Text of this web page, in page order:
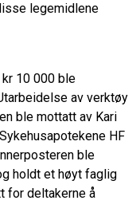
legemidlene
10 000 ble
av verktøy
ble mottatt av Kari
HF
ble
holdt et høyt faglig
for deltakerne å